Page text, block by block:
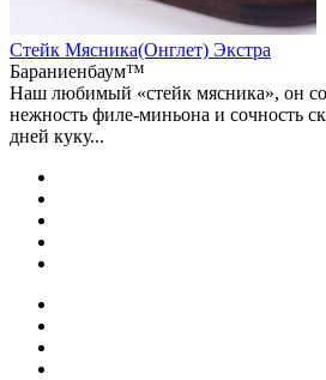
Стейк Мясника(Онглет) Экстра
Бараниенбаум™
Наш любимый «стейк мясника», он
нежность филе-миньона и сочность
дней куку...